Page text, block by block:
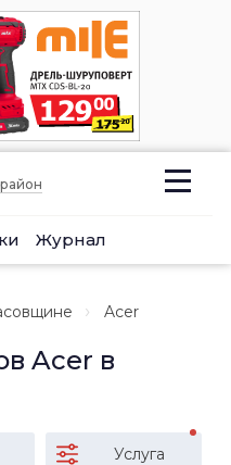
Журнал
Acer
Acer в
Услуга